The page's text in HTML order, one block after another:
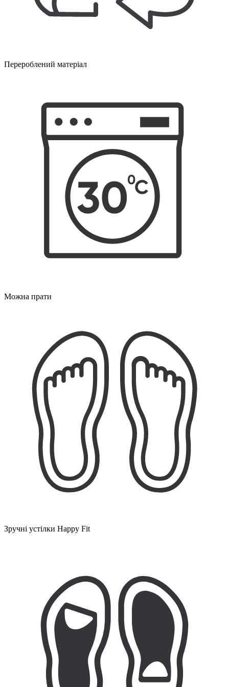
Перероблений матеріал
Можна прати
Зручні устілки Happy Fit